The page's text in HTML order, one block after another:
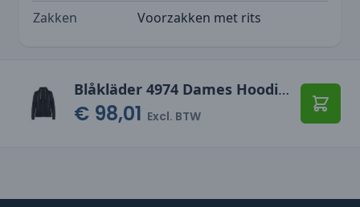
Zakken
Voorzakken met rits
Blåkläder 4974 Dames Hoodie met warme voering
€ 98,01 Excl. BTW